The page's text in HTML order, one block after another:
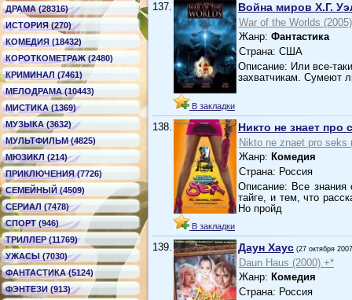
ДРАМА (28316)
ИСТОРИЯ (270)
КОМЕДИЯ (18432)
КОРОТКОМЕТРАЖ (2480)
КРИМИНАЛ (7461)
МЕЛОДРАМА (10443)
МИСТИКА (1369)
МУЗЫКА (3632)
МУЛЬТФИЛЬМ (4825)
МЮЗИКЛ (214)
ПРИКЛЮЧЕНИЯ (7726)
СЕМЕЙНЫЙ (4509)
СЕРИАЛ (7478)
СПОРТ (946)
ТРИЛЛЕР (11769)
УЖАСЫ (7030)
ФАНТАСТИКА (5124)
ФЭНТЕЗИ (913)
137.
В закладки
Война миров Х.Г.
War of the Worlds
Жанр: Фантастика
Страна: США
Описание: Или все-
захватчикам. Сумеют
138.
В закладки
Никто не знает про
Nikto ne znaet pro seks
Жанр: Комедия
Страна: Россия
Описание: Все знания
тайге, и тем, что
Но пройд
139. Даун Хаус (27 октября
Daun Haus (2000).+*
Жанр: Комедия
Страна: Россия